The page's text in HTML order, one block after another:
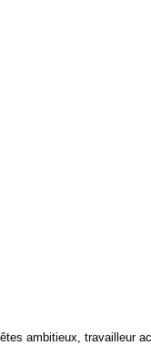
ambitieux, travailleur